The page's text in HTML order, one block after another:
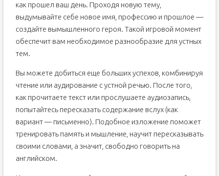
как прошел ваш день. Проходя новую тему,
выдумывайте себе новое имя, профессию и прошлое —
создайте вымышленного героя. Такой игровой момент
обеспечит вам необходимое разнообразие для устных
тем.
Вы можете добиться еще больших успехов, комбинируя
чтение или аудирование с устной речью. После того,
как прочитаете текст или прослушаете аудиозапись,
попытайтесь пересказать содержание вслух (как
вариант — письменно). Подобное изложение поможет
тренировать память и мышление, научит пересказывать
своими словами, а значит, свободно говорить на
английском.